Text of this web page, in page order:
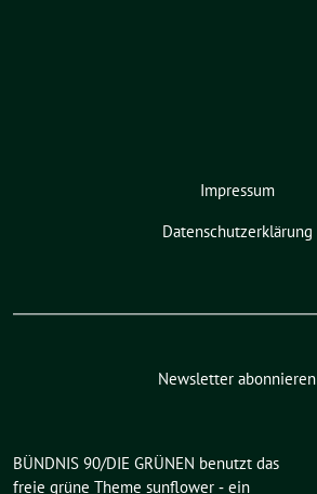
Impressum
Datenschutzerklärung
Newsletter abonnieren
BÜNDNIS 90/DIE GRÜNEN benutzt das
freie grüne Theme sunflower ‐ ein